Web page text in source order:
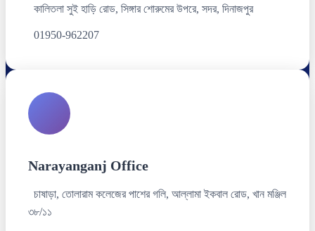
কালিতলা সুই হাড়ি রোড, সিঙ্গার শোরুমের উপরে, সদর, দিনাজপুর
01950-962207
Narayanganj Office
চাষাড়া, তোলারাম কলেজের পাশের গলি, আল্লামা ইকবাল রোড, খান মঞ্জিল
৩৮/১১